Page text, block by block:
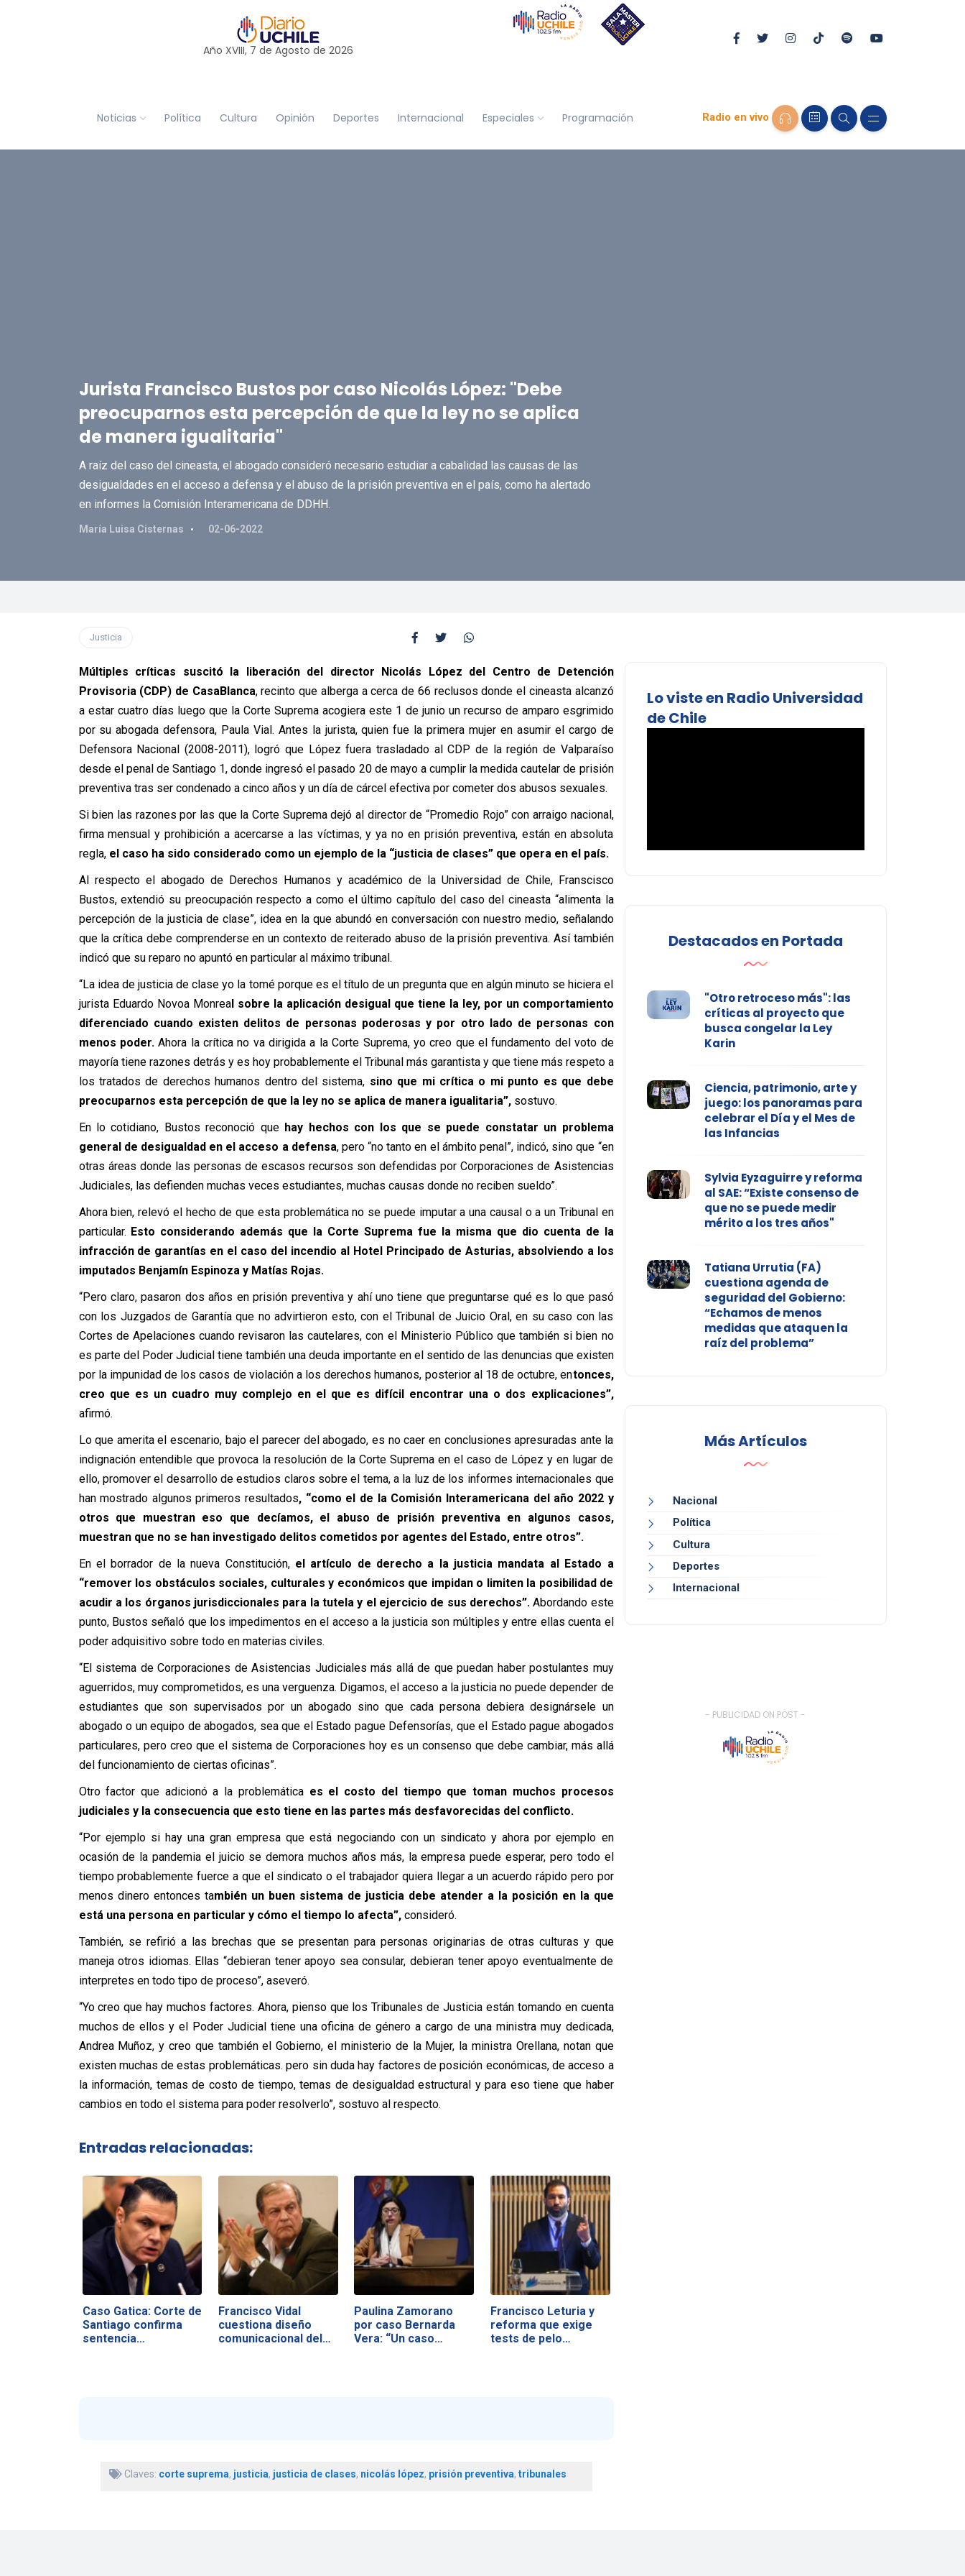
Año XVIII, 7 de Agosto de 2026
Noticias Política Cultura Opinión Deportes Internacional Especiales Programación Radio en vivo
Jurista Francisco Bustos por caso Nicolás López: "Debe
preocuparnos esta percepción de que la ley no se aplica
de manera igualitaria"
A raíz del caso del cineasta, el abogado consideró necesario estudiar a cabalidad las causas de las
desigualdades en el acceso a defensa y el abuso de la prisión preventiva en el país, como ha alertado
en informes la Comisión Interamericana de DDHH.
María Luisa Cisternas 02-06-2022
Justicia
Múltiples críticas suscitó la liberación del director Nicolás López del Centro de Detención
Provisoria (CDP) de CasaBlanca, recinto que alberga a cerca de 66 reclusos donde el cineasta alcanzó
a estar cuatro días luego que la Corte Suprema acogiera este 1 de junio un recurso de amparo esgrimido
por su abogada defensora, Paula Vial. Antes la jurista, quien fue la primera mujer en asumir el cargo de
Defensora Nacional (2008-2011), logró que López fuera trasladado al CDP de la región de Valparaíso
desde el penal de Santiago 1, donde ingresó el pasado 20 de mayo a cumplir la medida cautelar de prisión
preventiva tras ser condenado a cinco años y un día de cárcel efectiva por cometer dos abusos sexuales.
Si bien las razones por las que la Corte Suprema dejó al director de “Promedio Rojo” con arraigo nacional,
firma mensual y prohibición a acercarse a las víctimas, y ya no en prisión preventiva, están en absoluta
regla, el caso ha sido considerado como un ejemplo de la “justicia de clases” que opera en el país.
Al respecto el abogado de Derechos Humanos y académico de la Universidad de Chile, Franscisco
Bustos, extendió su preocupación respecto a como el último capítulo del caso del cineasta “alimenta la
percepción de la justicia de clase”, idea en la que abundó en conversación con nuestro medio, señalando
que la crítica debe comprenderse en un contexto de reiterado abuso de la prisión preventiva. Así también
indicó que su reparo no apuntó en particular al máximo tribunal.
“La idea de justicia de clase yo la tomé porque es el título de un pregunta que en algún minuto se hiciera el
jurista Eduardo Novoa Monreal sobre la aplicación desigual que tiene la ley, por un comportamiento
diferenciado cuando existen delitos de personas poderosas y por otro lado de personas con
menos poder.Ahora la crítica no va dirigida a la Corte Suprema, yo creo que el fundamento del voto de
mayoría tiene razones detrás y es hoy probablemente el Tribunal más garantista y que tiene más respeto a
los tratados de derechos humanos dentro del sistema, sino que mi crítica o mi punto es que debe
preocuparnos esta percepción de que la ley no se aplica de manera igualitaria”, sostuvo.
En lo cotidiano, Bustos reconoció que hay hechos con los que se puede constatar un problema
general de desigualdad en el acceso a defensa, pero “no tanto en el ámbito penal”, indicó, sino que “en
otras áreas donde las personas de escasos recursos son defendidas por Corporaciones de Asistencias
Judiciales, las defienden muchas veces estudiantes, muchas causas donde no reciben sueldo”.
Ahora bien, relevó el hecho de que esta problemática no se puede imputar a una causal o a un Tribunal en
particular. Esto considerando además que la Corte Suprema fue la misma que dio cuenta de la
infracción de garantías en el caso del incendio al Hotel Principado de Asturias, absolviendo a los
imputados Benjamín Espinoza y Matías Rojas.
“Pero claro, pasaron dos años en prisión preventiva y ahí uno tiene que preguntarse qué es lo que pasó
con los Juzgados de Garantía que no advirtieron esto, con el Tribunal de Juicio Oral, en su caso con las
Cortes de Apelaciones cuando revisaron las cautelares, con el Ministerio Público que también si bien no
es parte del Poder Judicial tiene también una deuda importante en el sentido de las denuncias que existen
por la impunidad de los casos de violación a los derechos humanos, posterior al 18 de octubre, entonces,
creo que es un cuadro muy complejo en el que es difícil encontrar una o dos explicaciones”,
afirmó.
Lo que amerita el escenario, bajo el parecer del abogado, es no caer en conclusiones apresuradas ante la
indignación entendible que provoca la resolución de la Corte Suprema en el caso de López y en lugar de
ello, promover el desarrollo de estudios claros sobre el tema, a la luz de los informes internacionales que
han mostrado algunos primeros resultados, “como el de la Comisión Interamericana del año 2022 y
otros que muestran eso que decíamos, el abuso de prisión preventiva en algunos casos,
muestran que no se han investigado delitos cometidos por agentes del Estado, entre otros”.
En el borrador de la nueva Constitución, el artículo de derecho a la justicia mandata al Estado a
“remover los obstáculos sociales, culturales y económicos que impidan o limiten la posibilidad de
acudir a los órganos jurisdiccionales para la tutela y el ejercicio de sus derechos”.Abordando este
punto, Bustos señaló que los impedimentos en el acceso a la justicia son múltiples y entre ellas cuenta el
poder adquisitivo sobre todo en materias civiles.
“El sistema de Corporaciones de Asistencias Judiciales más allá de que puedan haber postulantes muy
aguerridos, muy comprometidos, es una verguenza. Digamos, el acceso a la justicia no puede depender de
estudiantes que son supervisados por un abogado sino que cada persona debiera designársele un
abogado o un equipo de abogados, sea que el Estado pague Defensorías, que el Estado pague abogados
particulares, pero creo que el sistema de Corporaciones hoy es un consenso que debe cambiar, más allá
del funcionamiento de ciertas oficinas”.
Otro factor que adicionó a la problemática es el costo del tiempo que toman muchos procesos
judiciales y la consecuencia que esto tiene en las partes más desfavorecidas del conflicto.
“Por ejemplo si hay una gran empresa que está negociando con un sindicato y ahora por ejemplo en
ocasión de la pandemia el juicio se demora muchos años más, la empresa puede esperar, pero todo el
tiempo probablemente fuerce a que el sindicato o el trabajador quiera llegar a un acuerdo rápido pero por
menos dinero entonces también un buen sistema de justicia debe atender a la posición en la que
está una persona en particular y cómo el tiempo lo afecta”, consideró.
También, se refirió a las brechas que se presentan para personas originarias de otras culturas y que
maneja otros idiomas. Ellas “debieran tener apoyo sea consular, debieran tener apoyo eventualmente de
interpretes en todo tipo de proceso”, aseveró.
“Yo creo que hay muchos factores. Ahora, pienso que los Tribunales de Justicia están tomando en cuenta
muchos de ellos y el Poder Judicial tiene una oficina de género a cargo de una ministra muy dedicada,
Andrea Muñoz, y creo que también el Gobierno, el ministerio de la Mujer, la ministra Orellana, notan que
existen muchas de estas problemáticas. pero sin duda hay factores de posición económicas, de acceso a
la información, temas de costo de tiempo, temas de desigualdad estructural y para eso tiene que haber
cambios en todo el sistema para poder resolverlo”, sostuvo al respecto.
Entradas relacionadas:
Caso Gatica: Corte de
Santiago confirma
sentencia…
Francisco Vidal
cuestiona diseño
comunicacional del…
Paulina Zamorano
por caso Bernarda
Vera: “Un caso…
Francisco Leturia y
reforma que exige
tests de pelo…
Claves: corte suprema, justicia, justicia de clases, nicolás lópez, prisión preventiva, tribunales
Lo viste en Radio Universidad
de Chile
Destacados en Portada
"Otro retroceso más": las
críticas al proyecto que
busca congelar la Ley
Karin
Ciencia, patrimonio, arte y
juego: los panoramas para
celebrar el Día y el Mes de
las Infancias
Sylvia Eyzaguirre y reforma
al SAE: “Existe consenso de
que no se puede medir
mérito a los tres años"
Tatiana Urrutia (FA)
cuestiona agenda de
seguridad del Gobierno:
“Echamos de menos
medidas que ataquen la
raíz del problema”
Más Artículos
Nacional
Política
Cultura
Deportes
Internacional
- PUBLICIDAD ON POST -